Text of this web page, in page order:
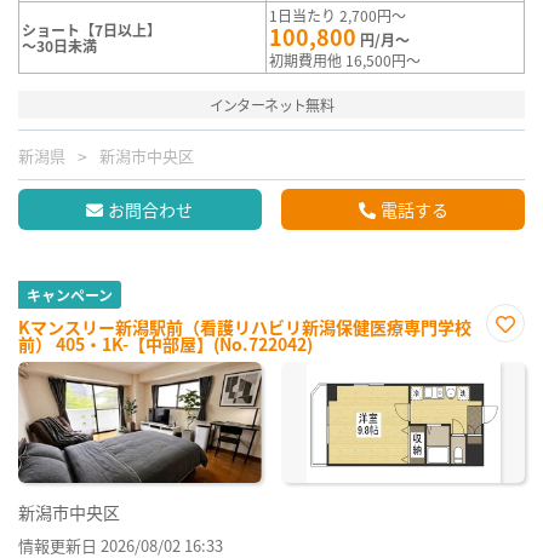
ショート【7日以上】
～30日未満
1日当たり 2,700円～
100,800 円/月～
初期費用他 16,500円～
インターネット無料
新潟県 新潟市中央区
お問合わせ 電話する
キャンペーン
Kマンスリー新潟駅前（看護リハビリ新潟保健医療専門学校
前） 405・1K-【中部屋】(No.722042)
に入
録
新潟市中央区
情報更新日 2026/08/02 16:33